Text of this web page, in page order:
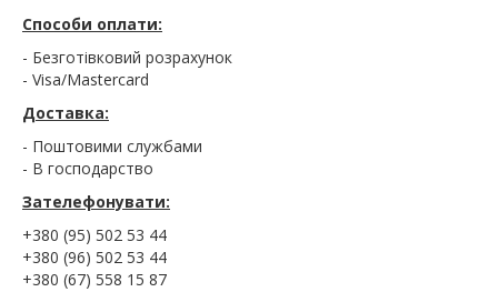
Способи оплати:
- Безготівковий розрахунок
- Visa/Mastercard
Доставка:
- Поштовими службами
- В господарство
Зателефонувати:
+380 (95) 502 53 44
+380 (96) 502 53 44
+380 (67) 558 15 87